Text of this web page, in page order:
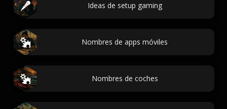
Ideas de setup gaming
Nombres de apps móviles
Nombres de coches